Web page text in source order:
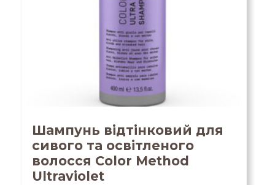
Шампунь відтінковий для
сивого та освітленого
волосся Color Method
Ultraviolet